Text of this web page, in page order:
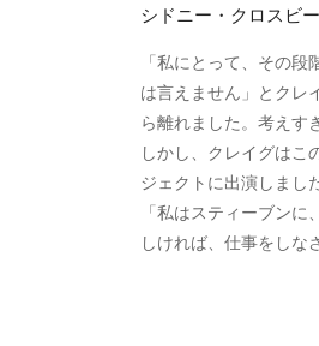
シドニー・クロスビ
「私にとって、その
は言えません」とクレ
ら離れました。考えす
しかし、クレイグはこ
ジェクトに出演しまし
「私はスティーブン
しければ、仕事をしな